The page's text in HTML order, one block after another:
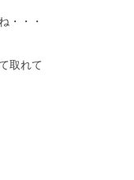
・・・
取れて